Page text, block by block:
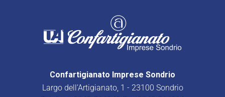
Confartigianato Imprese Sondrio
Largo dell’Artigianato, 1 - 23100 Sondrio